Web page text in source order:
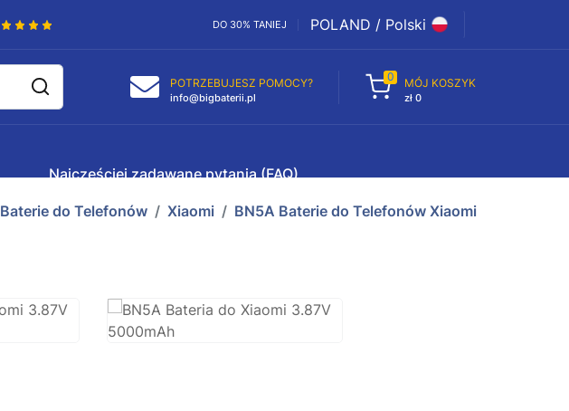
DO 30% TANIEJ POLAND / Polski
POTRZEBUJESZ POMOCY?
info@bigbaterii.pl
0 MÓJ KOSZYK
zł 0
Najczęściej zadawane pytania (FAQ)
Baterie do Telefonów Xiaomi BN5A Baterie do Telefonów Xiaomi